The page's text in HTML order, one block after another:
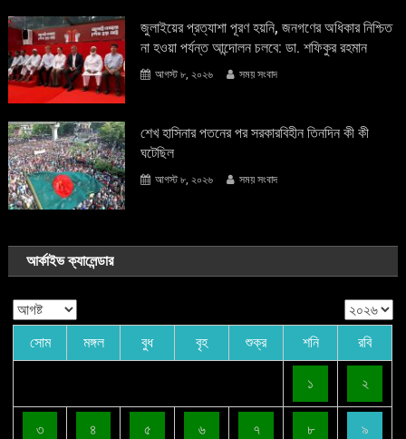
জুলাইয়ের প্রত্যাশা পূরণ হয়নি, জনগণের অধিকার নিশ্চিত
না হওয়া পর্যন্ত আন্দোলন চলবে: ডা. শফিকুর রহমান
আগস্ট ৮, ২০২৬ সময় সংবাদ
শেখ হাসিনার পতনের পর সরকারবিহীন তিনদিন কী কী
ঘটেছিল
আগস্ট ৮, ২০২৬ সময় সংবাদ
আর্কাইভ ক্যালেন্ডার
সোম মঙ্গল বুধ বৃহ শুক্র শনি রবি
১ ২
৩ ৪ ৫ ৬ ৭ ৮ ৯